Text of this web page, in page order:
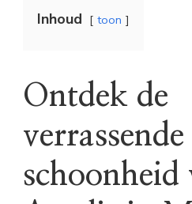
Inhoud toon
Ontdek de
verrassende
schoonheid